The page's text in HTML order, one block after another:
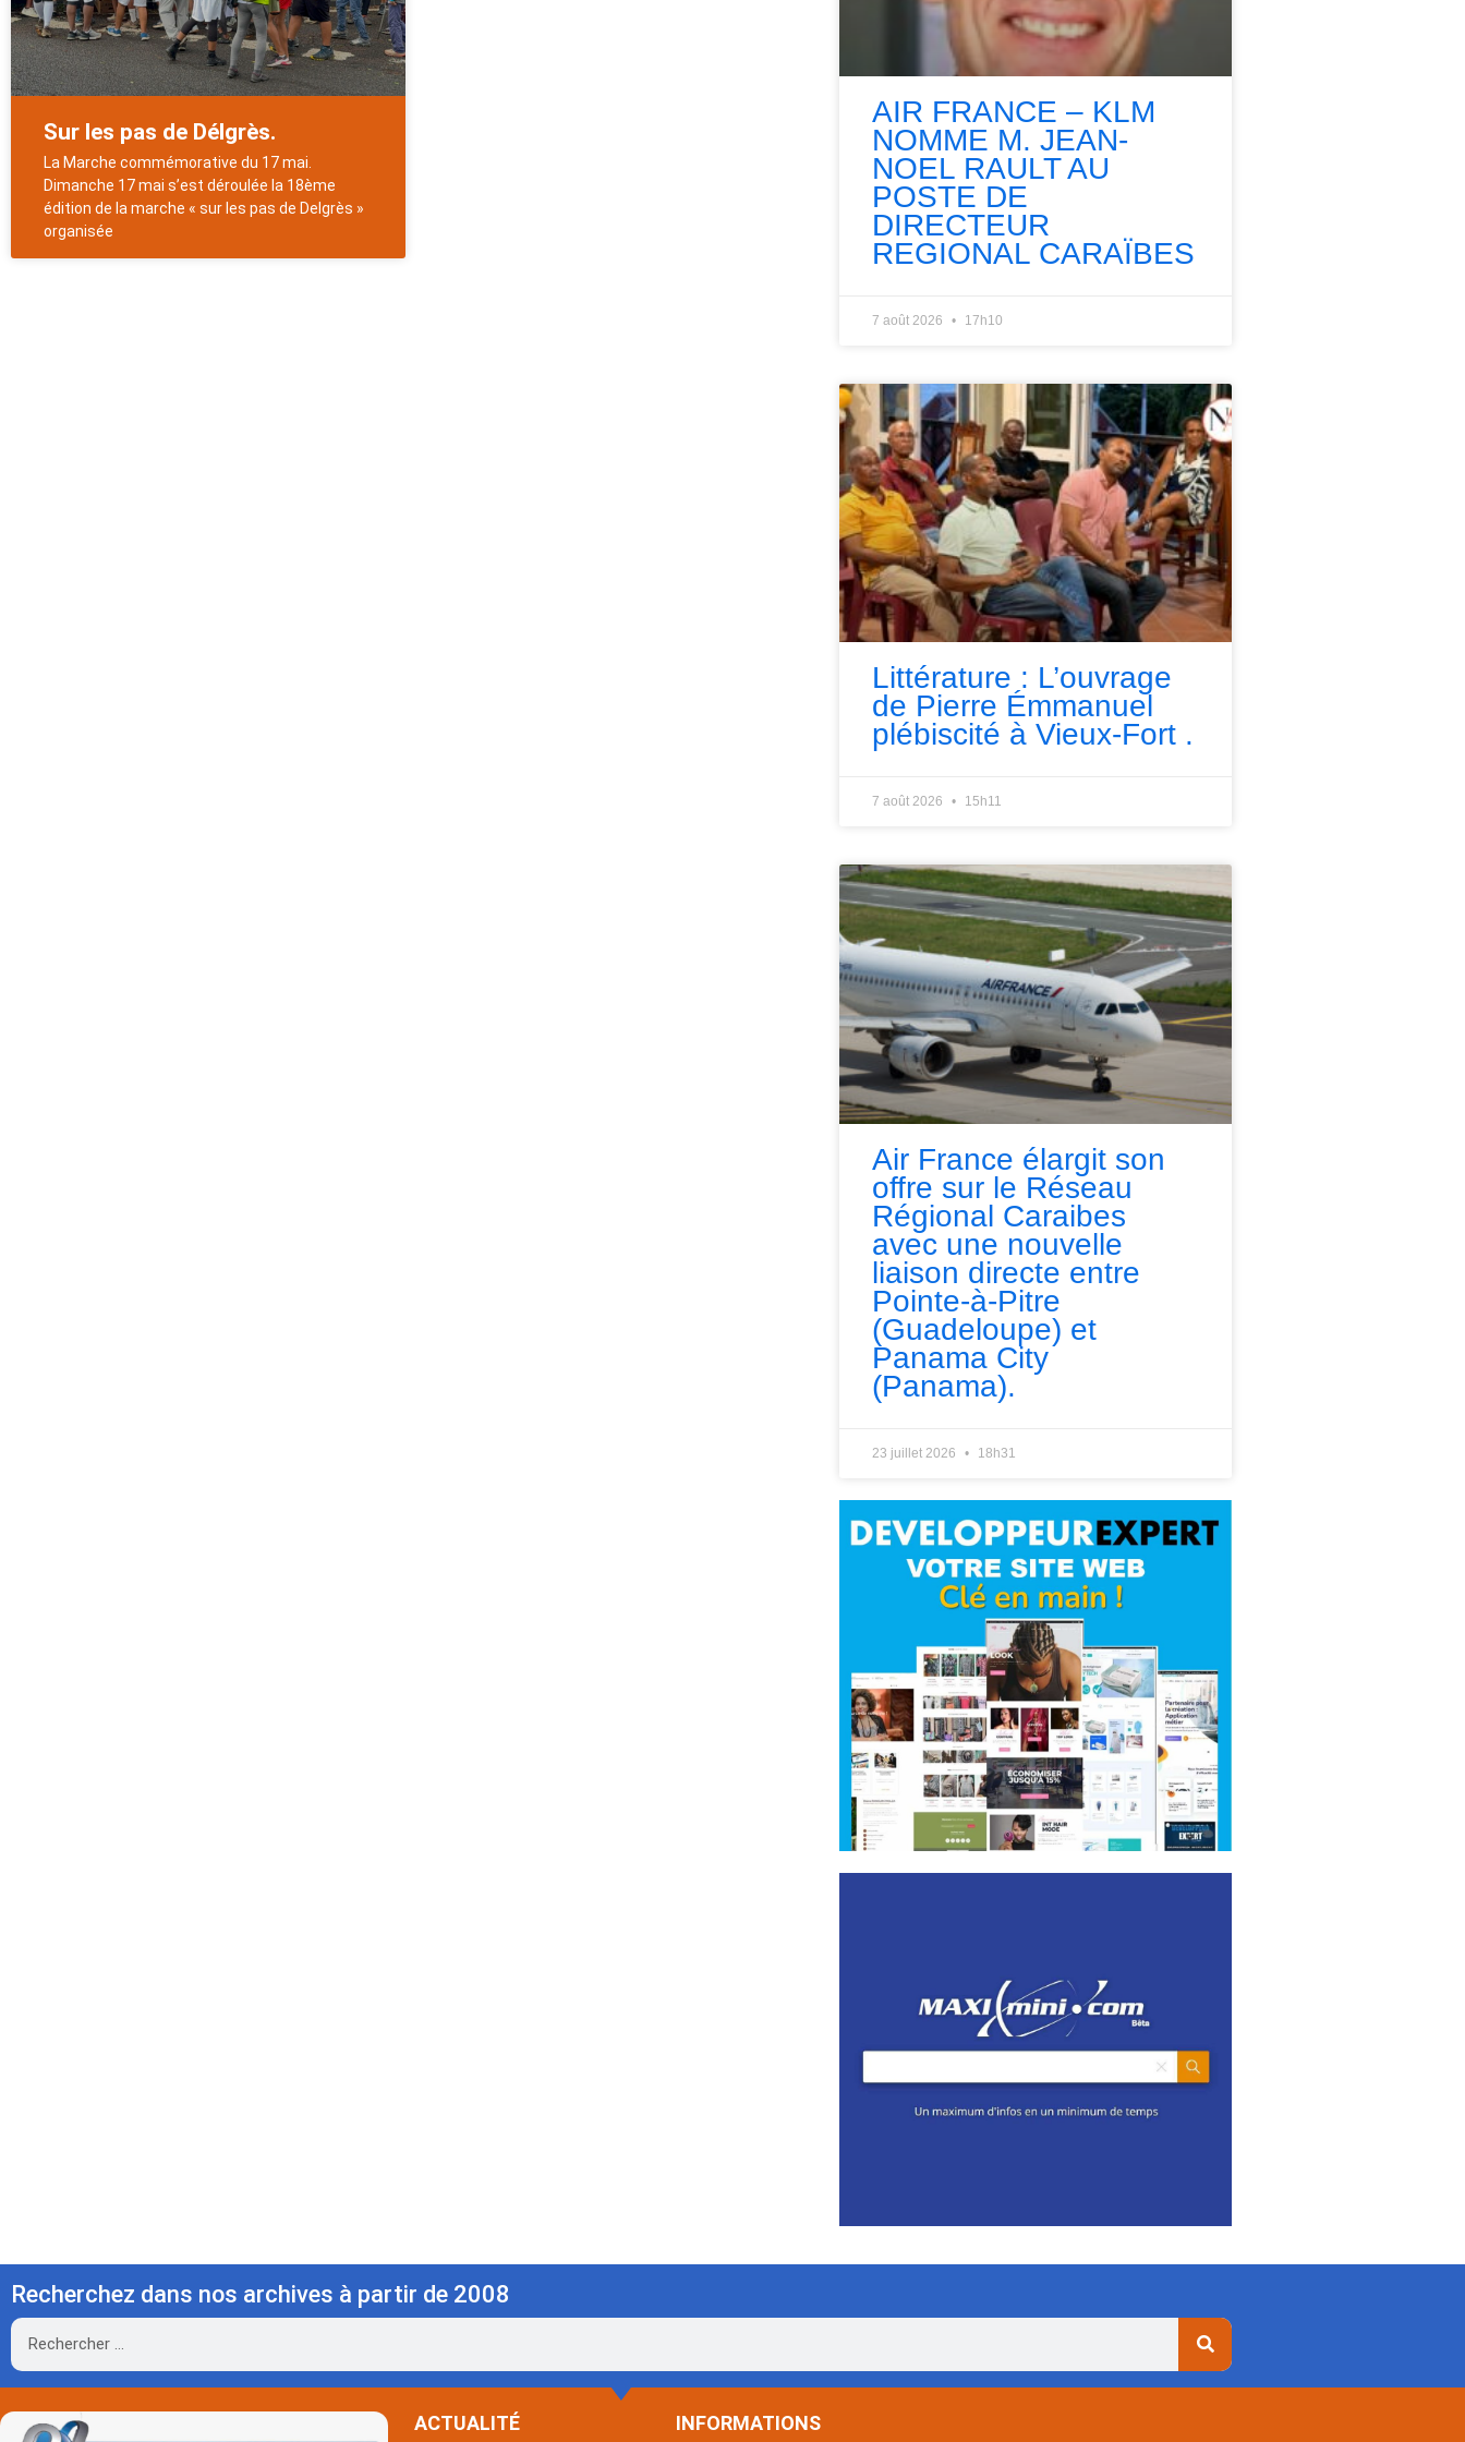
Sur les pas de Délgrès.
La Marche commémorative du 17 mai.
Dimanche 17 mai s’est déroulée la 18ème
édition de la marche « sur les pas de Delgrès »
organisée
AIR FRANCE – KLM
NOMME M. JEAN-
NOEL RAULT AU
POSTE DE
DIRECTEUR
REGIONAL CARAÏBES
7 août 2026 17h10
Littérature : L’ouvrage
de Pierre Émmanuel
plébiscité à Vieux-Fort .
7 août 2026 15h11
Air France élargit son
offre sur le Réseau
Régional Caraibes
avec une nouvelle
liaison directe entre
Pointe-à-Pitre
(Guadeloupe) et
Panama City
(Panama).
23 juillet 2026 18h31
Recherchez dans nos archives à partir de 2008
Rechercher
ACTUALITÉ INFORMATIONS